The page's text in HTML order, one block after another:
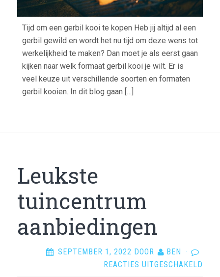
Tijd om een gerbil kooi te kopen Heb jij altijd al een
gerbil gewild en wordt het nu tijd om deze wens tot
werkelijkheid te maken? Dan moet je als eerst gaan
kijken naar welk formaat gerbil kooi je wilt. Er is
veel keuze uit verschillende soorten en formaten
gerbil kooien. In dit blog gaan […]
Leukste
tuincentrum
aanbiedingen
SEPTEMBER 1, 2022 DOOR BEN
·
REACTIES UITGESCHAKELD